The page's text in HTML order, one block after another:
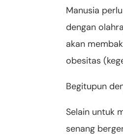
Manusia
dengan
akan
obesitas
Begitupun
Selain untuk
senang